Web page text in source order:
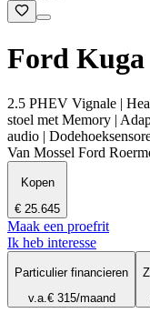
Ford Kuga
2.5 PHEV Vignale |
stoel met Memory |
audio |
Van Mossel Ford
Kopen
€ 25.645
Maak een proefrit
Ik heb interesse
Particulier financieren
v.a.€ 315/maand